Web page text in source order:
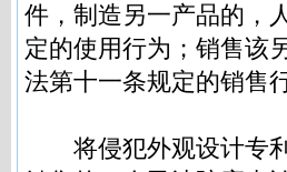
件，制造另一产品的，
定的使用行为；销售该
法第十一条规定的销售
将侵犯外观设计专利